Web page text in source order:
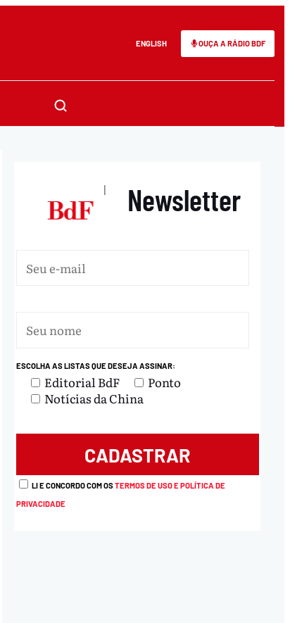
ENGLISH OUÇA A RÁDIO BDF
| Newsletter
ESCOLHA AS LISTAS QUE DESEJA ASSINAR:
Editorial BdF
Ponto
Notícias da China
LI E CONCORDO COM OSTERMOS DE USO E POLÍTICA DE
PRIVACIDADE